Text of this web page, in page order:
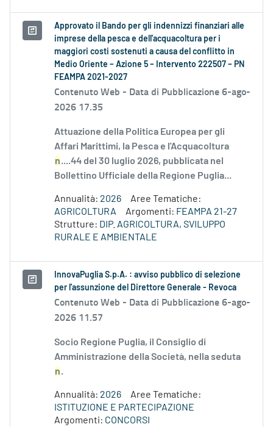
Approvato il Bando per gli indennizzi finanziari alle
imprese della pesca e dell'acquacoltura per i
maggiori costi sostenuti a causa del conflitto in
Medio Oriente – Azione 5 – Intervento 222507 – PN
FEAMPA 2021-2027
Contenuto Web - Data di Pubblicazione 6-ago-
2026 17.35
Attuazione della Politica Europea per gli
Affari Marittimi, la Pesca e l'Acquacoltura
n....44 del 30 luglio 2026, pubblicata nel
Bollettino Ufficiale della Regione Puglia...
Annualità: 2026
Aree Tematiche:
AGRICOLTURA
Argomenti: FEAMPA 21-27
Strutture: DIP. AGRICOLTURA, SVILUPPO
RURALE E AMBIENTALE
InnovaPuglia S.p.A. : avviso pubblico di selezione
per l'assunzione del Direttore Generale - Revoca
Contenuto Web - Data di Pubblicazione 6-ago-
2026 11.57
Socio Regione Puglia, il Consiglio di
Amministrazione della Società, nella seduta
n.
Annualità: 2026
Aree Tematiche:
ISTITUZIONE E PARTECIPAZIONE
Argomenti: CONCORSI